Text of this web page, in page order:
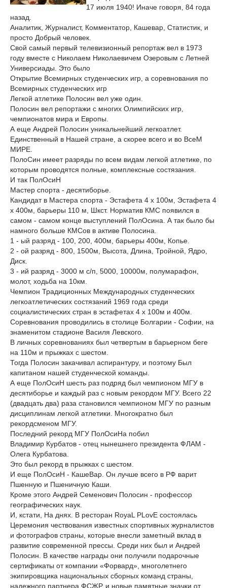
17 июля 1940! Иначе говоря, 84 года
назад.
Аналитик, Журналист, Комментатор, Кашевар, Статистик, и
просто Добрый человек.
Свой самый первый телевизионный репортаж вел в 1973
году вместе с Николаем Николаевичем Озеровым с Летней
Универсиады. Это было
Открытие Всемирных студенческих игр, а соревнования по
Всемирных студенческих игр
Легкой атлетике Полосин вел уже один.
Полосин вел репортажи с многих Олимпийских игр,
чемпионатов мира и Европы.
А еще Андрей Полосин уникальнейший легкоатлет.
Единственный в Нашей стране, а скорее всего и во ВсеМ
МИРЕ.
ПолоСин имеет разряды по всем видам легкой атлетике, по
которым проводятся полные, комплексные состязания.
И так ПолОсиН
Мастер спорта - десятиборье.
Кандидат в Мастера спорта - Эстафета 4 х 100м, Эстафета 4
х 400м, барьеры 110 м, Шкст. Норматив КМС появился в
самом - самом конце выступлений ПолОсина. А так было бы
намного больше КМСов в активе Полосина.
1 - ый разряд - 100, 200, 400м, барьеры 400м, Копье.
2 - ой разряд - 800, 1500м, Высота, Длина, Тройной, Ядро,
Диск.
3 - ий разряд - 3000 м с/п, 5000, 10000м, полумарафон,
молот, ходьба на 10км.
Чемпион Традиционных Международных студенческих
легкоатлетических состязаний 1969 года среди
социалистических стран в эстафетах 4 х 100м и 400м.
Соревнования проводились в столице Болгарии - Софии, на
знаменитом стадионе Василя Левского.
В личных соревнованиях был четвертым в барьерном беге
на 110м и прыжках с шестом.
Тогда Полосин закачивал аспирантуру, и поэтому Был
капитаном нашей студенческой команды.
А еще ПолОсиН шесть раз подряд был чемпионом МГУ в
десятиборье и каждый раз с новым рекордом МГУ. Всего 22
(двадцать два) раза становился чемпионом МГУ по разным
дисциплинам легкой атлетики. Многократно был
рекордсменом МГУ.
Последний рекорд МГУ ПолОсиНа побил
Владимир Курбатов - отец нынешнего президента ФЛАМ -
Олега Курбатова.
Это был рекорд в прыжках с шестом.
И еще ПолОсиН - КашеВар. Он лучше всего в РФ варит
Пшенную и Пшеничную Каши.
Кроме этого Андрей Семенович Полосин - профессор
географических наук.
И, кстати, На днях. В ресторан RoyaL PLovE состоялась
Церемония чествования известных спортивных журналистов
и фотографов страны, которые внесли заметный вклад в
развитие современной прессы. Среди них был и Андрей
Полосин. В качестве награды они получили подарочные
сертификаты от компании «Форвард», многолетнего
экипировщика национальных сборных команд страны,
надежного партнера ФСЖР, и новые памятные значки от